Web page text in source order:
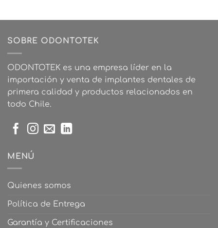
variantes.
se
pueden
elegir
de
SOBRE ODONTOTEK
ODONTOTEK es una empresa líder en la
importación y venta de implantes dentales de
primera calidad y productos relacionados en
todo Chile.
MENÚ
Quienes somos
Política de Entrega
Garantía y Certificaciones